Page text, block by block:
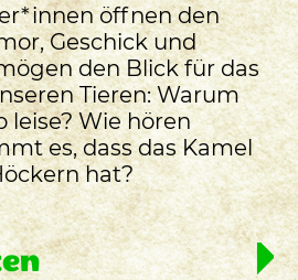
öffnen den
Geschick und
den Blick für das
Tieren: Warum
leise? Wie hören
es, dass das Kamel
hat?